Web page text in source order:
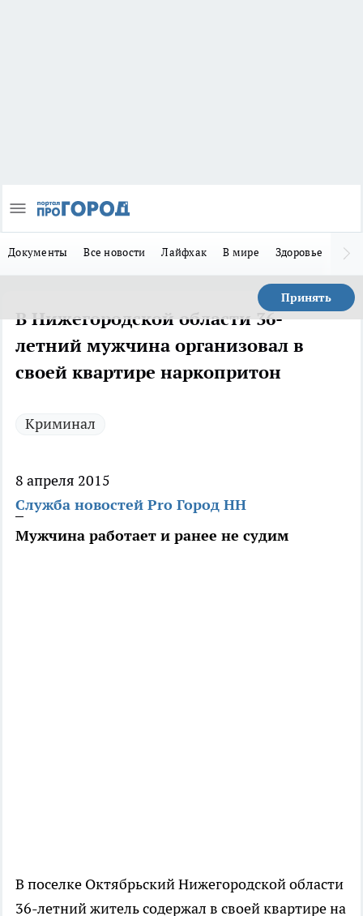
Документы Все новости Лайфхак В мире Здоровье
Принять
В Нижегородской области 36-
летний мужчина организовал в
своей квартире наркопритон
Криминал
8 апреля 2015
Служба новостей Pro Город НН
Мужчина работает и ранее не судим
В поселке Октябрьский Нижегородской области
36-летний житель содержал в своей квартире на